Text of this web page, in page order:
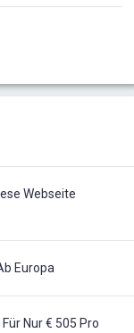
Webseite
Europa
Nur € 505 Pro